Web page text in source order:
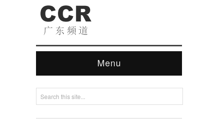
Menu